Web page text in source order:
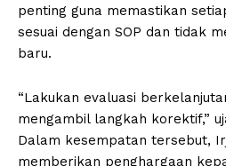
penting guna memastikan
sesuai dengan SOP dan tidak
baru.
“Lakukan evaluasi
mengambil langkah korektif,”
Dalam kesempatan tersebut,
memberikan penghargaan